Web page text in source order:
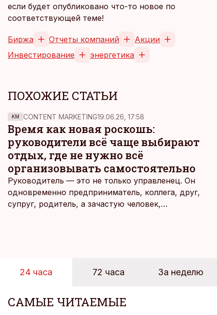
если будет опубликовано что-то новое по
соответствующей теме!
Биржа Отчеты компаний
Акции
Инвестирование
энергетика
ПОХОЖИЕ СТАТЬИ
KM CONTENT MARKETING19.06.26, 17:58
Время как новая роскошь:
руководители всё чаще выбирают
отдых, где не нужно всё
организовывать самостоятельно
Руководитель — это не только управленец. Он
одновременно предприниматель, коллега, друг,
супруг, родитель, а зачастую человек,
человека. Поэтому от отдыха все чаще ждут не
чаще люди ищут возможность просто быть здесь
и сейчас — без необходимости все
24 часа 72 часа За неделю
САМЫЕ ЧИТАЕМЫЕ